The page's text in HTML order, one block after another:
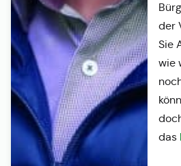
der
Sie
wie
das